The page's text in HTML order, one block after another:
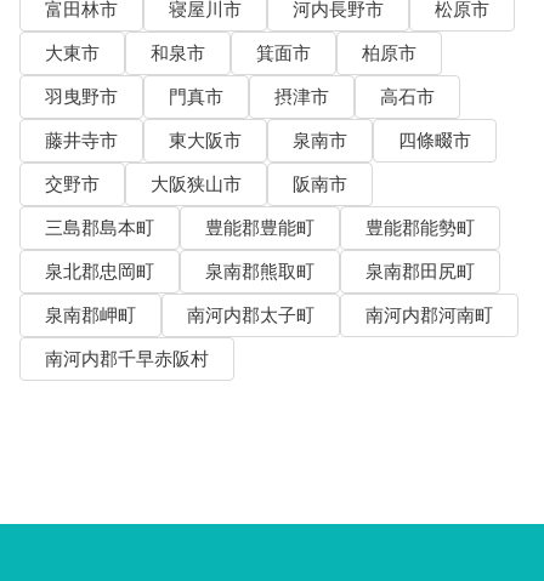
富田林市
寝屋川市 河内長野市
松原市
大東市
和泉市 箕面市
柏原市
羽曳野市
門真市 摂津市
高石市
藤井寺市
東大阪市 泉南市
四條畷市
交野市
大阪狭山市
阪南市
三島郡島本町
豊能郡豊能町
豊能郡能勢町
泉北郡忠岡町
泉南郡熊取町
泉南郡田尻町
泉南郡岬町
南河内郡太子町
南河内郡河南町
南河内郡千早赤阪村